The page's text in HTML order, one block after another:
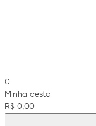
0
Minha cesta
R$ 0,00